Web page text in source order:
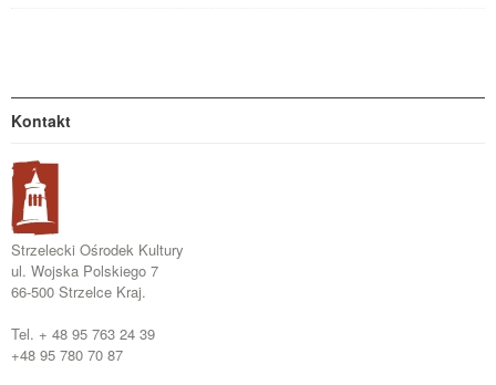
Kontakt
Strzelecki Ośrodek Kultury
ul. Wojska Polskiego 7
66-500 Strzelce Kraj.
Tel. + 48 95 763 24 39
+48 95 780 70 87